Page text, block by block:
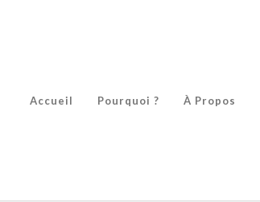
Accueil Pourquoi ? À Propos